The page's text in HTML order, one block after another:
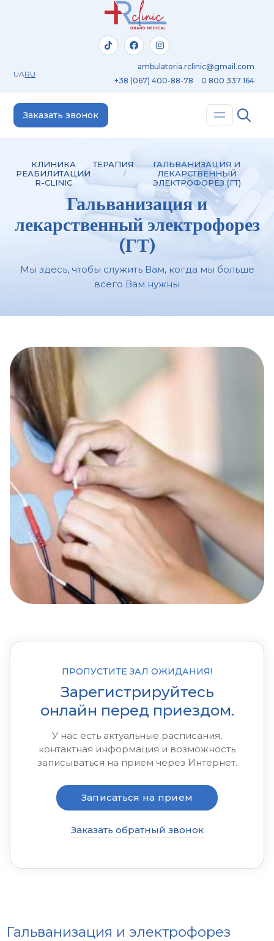
UARU
ambulatoria.rclinic@gmail.com
+38 (067) 400-88-78
0 800 337 164
Заказать звонок
КЛИНИКА
РЕАБИЛИТАЦИИ
R-CLINIC
ТЕРАПИЯ
ГАЛЬВАНИЗАЦИЯ И
ЛЕКАРСТВЕННЫЙ
ЭЛЕКТРОФОРЕЗ (ГТ)
Гальванизация и
лекарственный электрофорез
(ГТ)
Мы здесь, чтобы служить Вам, когда мы больше
всего Вам нужны
ПРОПУСТИТЕ ЗАЛ ОЖИДАНИЯ!
Зарегистрируйтесь
онлайн перед приездом.
У нас есть актуальные расписания,
контактная информация и возможность
записываться на прием через Интернет.
Записаться на прием
Заказать обратный звонок
Гальванизация и электрофорез